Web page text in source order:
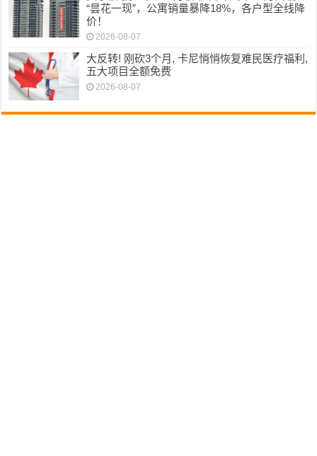
“昙花一现”，公寓销量暴降18%，各户型全线降
价！
2026-08-07
大反转! 刚砍3个月, 卡尼悄悄恢复难民医疗福利,
五大项目全额免费
2026-08-07